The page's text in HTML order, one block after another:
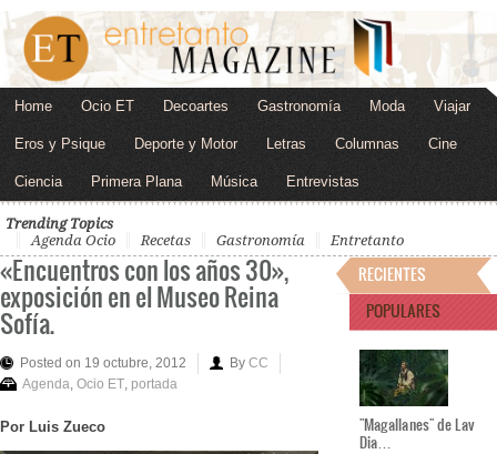
Home Ocio ET Decoartes Gastronomía Moda Viajar
Eros y Psique Deporte y Motor Letras Columnas Cine
Ciencia Primera Plana Música Entrevistas
Trending Topics
Agenda Ocio
Recetas Gastronomía Entretanto
«Encuentros con los años 30»,
exposición en el Museo Reina
Sofía.
Posted on 19 octubre, 2012 By CC
Agenda Ocio ET portada
Por Luis Zueco
RECIENTES
POPULARES
"Magallanes" de Lav
Dia…